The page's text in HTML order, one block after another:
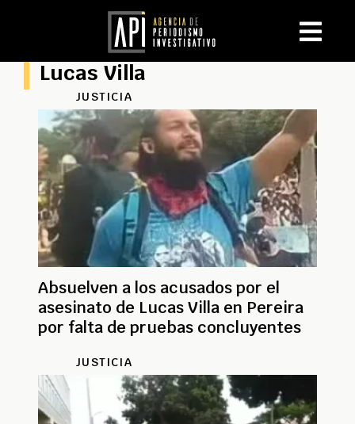
Lucas Villa
JUSTICIA
Absuelven a los acusados por el
asesinato de Lucas Villa en Pereira
por falta de pruebas concluyentes
JUSTICIA